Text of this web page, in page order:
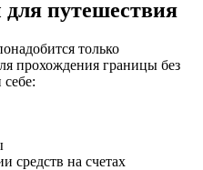
путешествия
только
прохождения границы без
средств на счетах